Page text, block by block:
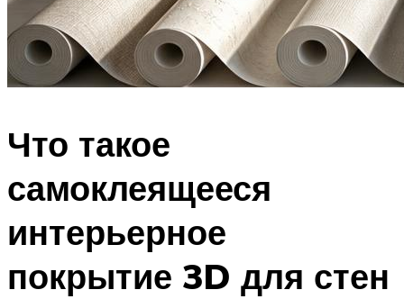
Что такое
самоклеящееся
интерьерное
покрытие 3D для стен